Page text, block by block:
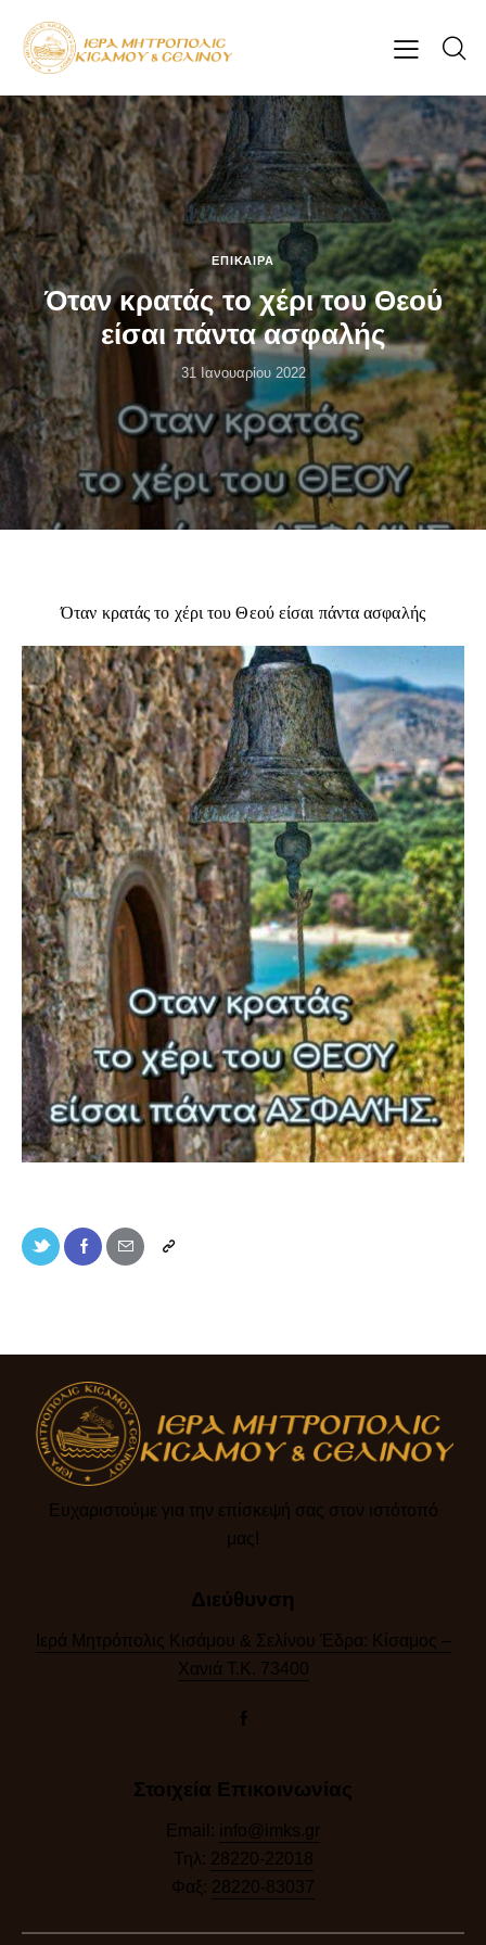
ΕΠΊΚΑΙΡΑ
Όταν κρατάς το χέρι του Θεού
είσαι πάντα ασφαλής
31 Ιανουαρίου 2022
Όταν κρατάς το χέρι του Θεού είσαι πάντα ασφαλής
Ευχαριστούμε για την επίσκεψή σας στον ιστότοπό
μας!​
Διεύθυνση
Ιερά Μητρόπολις Κισάμου & Σελίνου Έδρα: Κίσαμος –
Χανιά Τ.Κ. 73400
Στοιχεία Επικοινωνίας
Email: info@imks.gr
Τηλ: 28220-22018
Φαξ: 28220-83037